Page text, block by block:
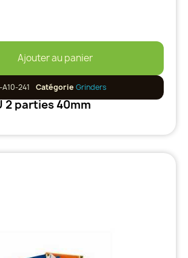
Ajouter au panier
A10-241 Catégorie Grinders
2 parties 40mm